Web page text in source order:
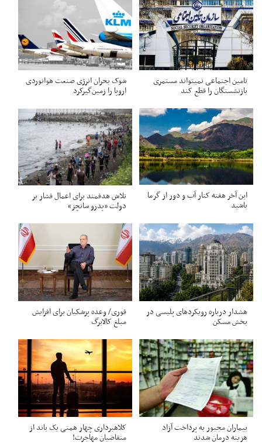
تامین اجتماعی نمیتواند مستمری
بازنشستگان را قطع کند
شوک بحران انرژی صنعت هوانوردی
اروپا را زمین‌گیر‌کرد
این آخر هفته کنار آب و دور از گرما
باشید
تلاش هدفمند برای اعمال فشار بر
دولت «پدرو سانچز»
هشدار درباره رویکردهای پلیسی در
بخش مسکن
فوری/ وعده پزشکیان برای افزایش
مبلغ کالابرگ
بیماران مجبور به پرداخت آزاد
هزینه درمان شدند
کلاهبرداری چهار همتی یک باند از
متقاضیان مهاجرت!